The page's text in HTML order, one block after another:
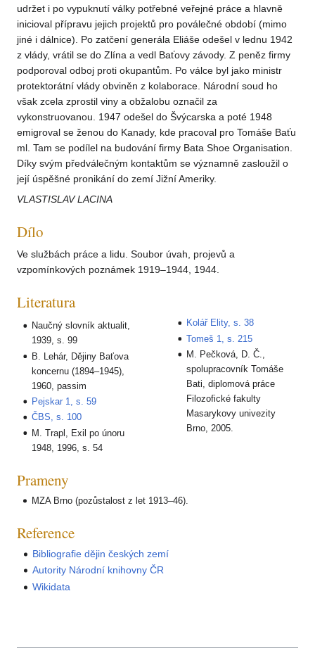
udržet i po vypuknutí války potřebné veřejné práce a hlavně
inicioval přípravu jejich projektů pro poválečné období (mimo
jiné i dálnice). Po zatčení generála Eliáše odešel v lednu 1942
z vlády, vrátil se do Zlína a vedl Baťovy závody. Z peněz firmy
podporoval odboj proti okupantům. Po válce byl jako ministr
protektorátní vlády obviněn z kolaborace. Národní soud ho
však zcela zprostil viny a obžalobu označil za
vykonstruovanou. 1947 odešel do Švýcarska a poté 1948
emigroval se ženou do Kanady, kde pracoval pro Tomáše Baťu
ml. Tam se podílel na budování firmy Bata Shoe Organisation.
Díky svým předválečným kontaktům se významně zasloužil o
její úspěšné pronikání do zemí Jižní Ameriky.
VLASTISLAV LACINA
Dílo
Ve službách práce a lidu. Soubor úvah, projevů a
vzpomínkových poznámek 1919–1944, 1944.
Literatura
Naučný slovník aktualit,
1939, s. 99
B. Lehár, Dějiny Baťova
koncernu (1894–1945),
1960, passim
Pejskar 1, s. 59
ČBS, s. 100
M. Trapl, Exil po únoru
1948, 1996, s. 54
Kolář Elity, s. 38
Tomeš 1, s. 215
M. Pečková, D. Č.,
spolupracovník Tomáše
Bati, diplomová práce
Filozofické fakulty
Masarykovy univezity
Brno, 2005.
Prameny
MZA Brno (pozůstalost z let 1913–46).
Reference
Bibliografie dějin českých zemí
Autority Národní knihovny ČR
Wikidata